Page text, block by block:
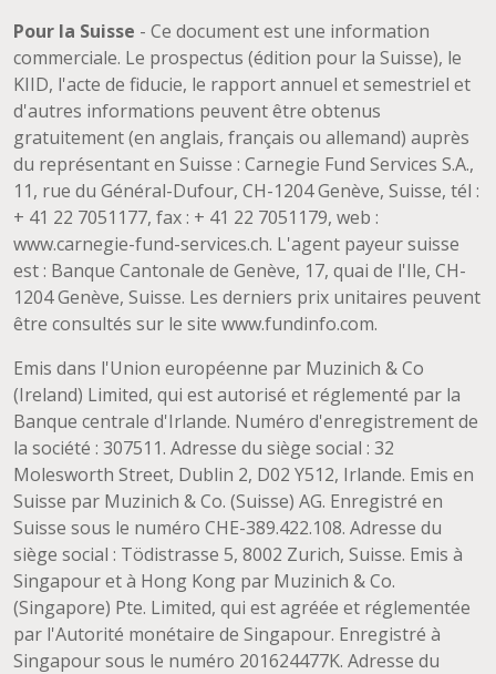
Pour la Suisse - Ce document est une information
commerciale. Le prospectus (édition pour la Suisse), le
KIID, l'acte de fiducie, le rapport annuel et semestriel et
d'autres informations peuvent être obtenus
gratuitement (en anglais, français ou allemand) auprès
du représentant en Suisse : Carnegie Fund Services S.A.,
11, rue du Général-Dufour, CH-1204 Genève, Suisse, tél :
+ 41 22 7051177, fax : + 41 22 7051179, web :
www.carnegie-fund-services.ch. L'agent payeur suisse
est : Banque Cantonale de Genève, 17, quai de l'Ile, CH-
1204 Genève, Suisse. Les derniers prix unitaires peuvent
être consultés sur le site www.fundinfo.com.
Emis dans l'Union européenne par Muzinich & Co
(Ireland) Limited, qui est autorisé et réglementé par la
Banque centrale d'Irlande. Numéro d'enregistrement de
la société : 307511. Adresse du siège social : 32
Molesworth Street, Dublin 2, D02 Y512, Irlande. Emis en
Suisse par Muzinich & Co. (Suisse) AG. Enregistré en
Suisse sous le numéro CHE-389.422.108. Adresse du
siège social : Tödistrasse 5, 8002 Zurich, Suisse. Emis à
Singapour et à Hong Kong par Muzinich & Co.
(Singapore) Pte. Limited, qui est agréée et réglementée
par l'Autorité monétaire de Singapour. Enregistré à
Singapour sous le numéro 201624477K. Adresse du